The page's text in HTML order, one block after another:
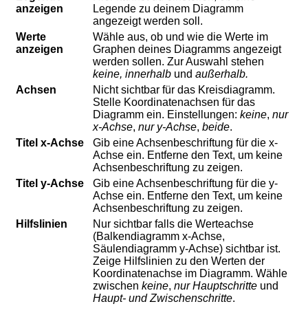
anzeigen
Legende zu deinem Diagramm
angezeigt werden soll.
Werte
anzeigen
Wähle aus, ob und wie die Werte im
Graphen deines Diagramms angezeigt
werden sollen. Zur Auswahl stehen
keine, innerhalb und außerhalb.
Achsen
Nicht sichtbar für das Kreisdiagramm.
Stelle Koordinatenachsen für das
Diagramm ein. Einstellungen: keine, nur
x-Achse, nur y-Achse, beide.
Titel x-Achse
Gib eine Achsenbeschriftung für die x-
Achse ein. Entferne den Text, um keine
Achsenbeschriftung zu zeigen.
Titel y-Achse
Gib eine Achsenbeschriftung für die y-
Achse ein. Entferne den Text, um keine
Achsenbeschriftung zu zeigen.
Hilfslinien
Nur sichtbar falls die Werteachse
(Balkendiagramm x-Achse,
Säulendiagramm y-Achse) sichtbar ist.
Zeige Hilfslinien zu den Werten der
Koordinatenachse im Diagramm. Wähle
zwischen keine, nur Hauptschritte und
Haupt- und Zwischenschritte.